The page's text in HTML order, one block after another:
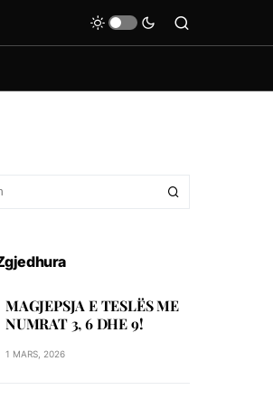
MAGJEPSJA E TESLËS ME
NUMRAT 3, 6 DHE 9!
1 MARS, 2026